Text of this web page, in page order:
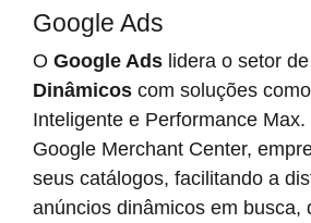
Google Ads
O Google Ads lidera o setor de
Dinâmicos com soluções
Inteligente e Performance
Google Merchant Center,
seus catálogos, facilitando a
anúncios dinâmicos em busca,